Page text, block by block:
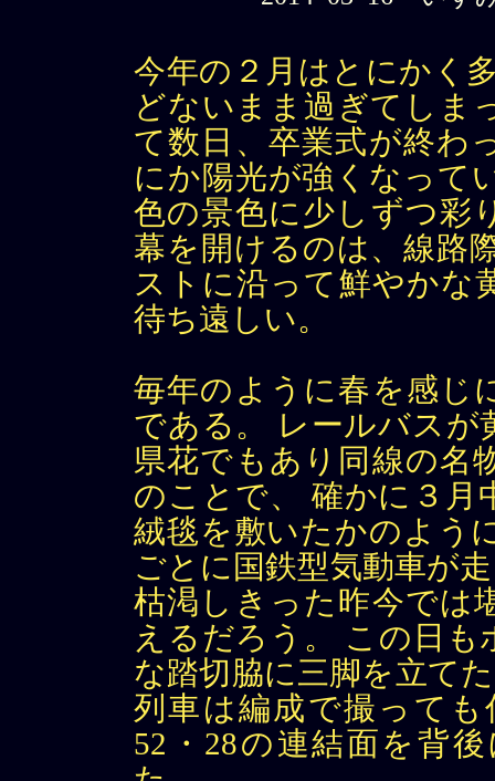
今年の２月はとにかく
どないまま過ぎてしま
て数日、卒業式が終わ
にか陽光が強くなって
色の景色に少しずつ彩
幕を開けるのは、線路
ストに沿って鮮やかな
待ち遠しい。
毎年のように春を感じ
である。 レールバスが
県花でもあり同線の名
のことで、 確かに３月
絨毯を敷いたかのよう
ごとに国鉄型気動車が
枯渇しきった昨今では
えるだろう。 この日
な踏切脇に三脚を立て
列車は編成で撮って
52・28の連結面を背